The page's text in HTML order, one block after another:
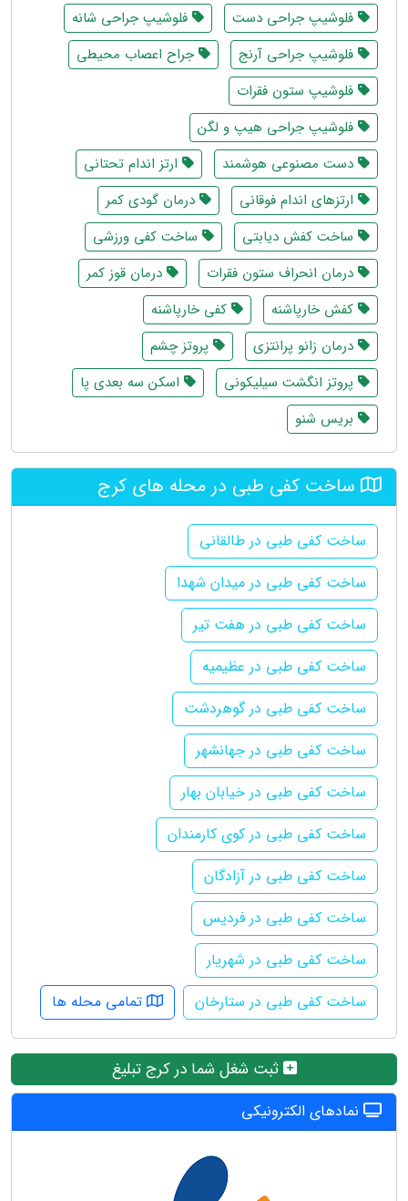
فلوشیپ جراحی دست
فلوشیپ جراحی شانه
فلوشیپ جراحی آرنج
جراح اعصاب محیطی
فلوشیپ ستون فقرات
فلوشیپ جراحی هیپ و لگن
دست مصنوعی هوشمند
ارتز اندام تحتانی
ارتزهای اندام فوقانی
درمان گودی کمر
ساخت کفش دیابتی
ساخت کفی ورزشی
درمان انحراف ستون فقرات
درمان قوز کمر
کفش خارپاشنه
کفی خارپاشنه
درمان زانو پرانتزی
پروتز چشم
پروتز انگشت سیلیکونی
اسکن سه بعدی پا
بریس شنو
ساخت کفی طبی در محله های کرج
ساخت کفی طبی در طالقانی
ساخت کفی طبی در میدان شهدا
ساخت کفی طبی در هفت تیر
ساخت کفی طبی در عظیمیه
ساخت کفی طبی در گوهردشت
ساخت کفی طبی در جهانشهر
ساخت کفی طبی در خیابان بهار
ساخت کفی طبی در کوی کارمندان
ساخت کفی طبی در آزادگان
ساخت کفی طبی در فردیس
ساخت کفی طبی در شهریار
ساخت کفی طبی در ستارخان
تمامی محله ها
ثبت شغل شما در کرج تبلیغ
نمادهای الکترونیکی